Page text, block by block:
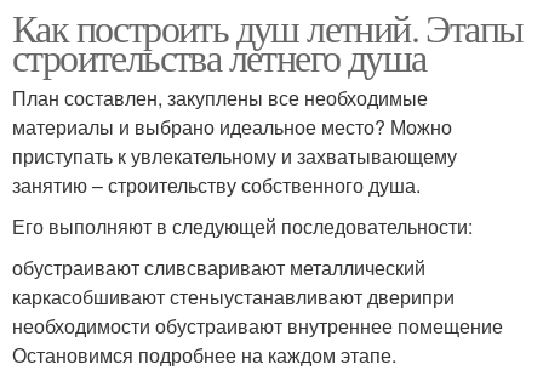
Как построить душ летний. Этапы
строительства летнего душа
План составлен, закуплены все необходимые
материалы и выбрано идеальное место? Можно
приступать к увлекательному и захватывающему
занятию – строительству собственного душа.
Его выполняют в следующей последовательности:
обустраивают сливсваривают металлический
каркасобшивают стеныустанавливают дверипри
необходимости обустраивают внутреннее помещение
Остановимся подробнее на каждом этапе.